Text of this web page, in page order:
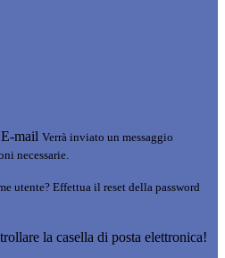
E-mail Verrà inviato un messaggio
necessarie.
utente? Effettua il reset della password
la casella di posta elettronica!